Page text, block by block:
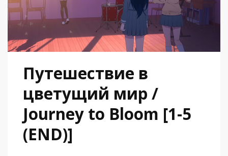
Путешествие в
цветущий мир /
Journey to Bloom [1-5
(END)]